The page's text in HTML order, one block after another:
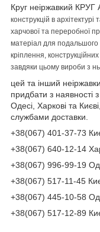
Круг неіржавкий КРУГ
конструкцій в архітектурі
харчової та переробної
матеріал для подальшого
кріплення,
завдяки цьому вироби з
цей та інший
придбати з наявності
Одесі, Харкові та
службами доставки.
+38(067) 401-37-73
+38(067) 640-12-14
+38(067) 996-99-19
+38(067) 517-11-45
+38(067) 445-10-58
+38(067) 517-12-89